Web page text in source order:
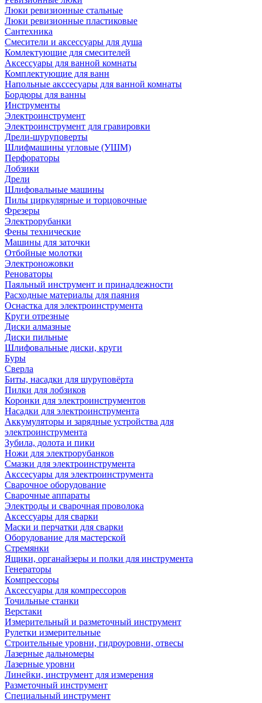
Люки ревизионные стальные
Люки ревизионные пластиковые
Сантехника
Смесители и аксессуары для душа
Комлектующие для смесителей
Аксессуары для ванной комнаты
Комплектующие для ванн
Напольные акссесуары для ванной комнаты
Бордюры для ванны
Инструменты
Электроинструмент
Электроинструмент для гравировки
Дрели-шуруповерты
Шлифмашины угловые (УШМ)
Перфораторы
Лобзики
Дрели
Шлифовальные машины
Пилы циркулярные и торцовочные
Фрезеры
Электрорубанки
Фены технические
Машины для заточки
Отбойные молотки
Электроножовки
Реноваторы
Паяльный инструмент и принадлежности
Расходные материалы для паяния
Оснастка для электроинструмента
Круги отрезные
Диски алмазные
Диски пильные
Шлифовальные диски, круги
Буры
Сверла
Биты, насадки для шуруповёрта
Пилки для лобзиков
Коронки для электроинструментов
Насадки для электроинструмента
Аккумуляторы и зарядные устройства для
электроинструмента
Зубила, долота и пики
Ножи для электрорубанков
Смазки для электроинструмента
Акссесуары для электроинструмента
Сварочное оборудование
Сварочные аппараты
Электроды и сварочная проволока
Аксессуары для сварки
Маски и перчатки для сварки
Оборудование для мастерской
Стремянки
Ящики, органайзеры и полки для инструмента
Генераторы
Компрессоры
Аксессуары для компрессоров
Точильные станки
Верстаки
Измерительный и разметочный инструмент
Рулетки измерительные
Строительные уровни, гидроуровни, отвесы
Лазерные дальномеры
Лазерные уровни
Линейки, инструмент для измерения
Разметочный инструмент
Специальный инструмент